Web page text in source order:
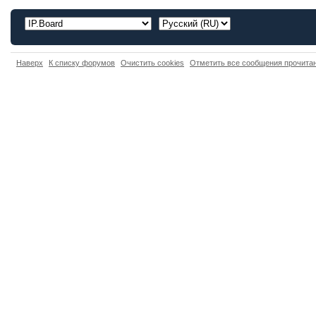
Наверх К списку форумов Очистить cookies Отметить все сообщения